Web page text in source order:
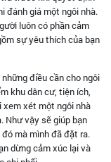
đánh giá một ngôi nhà.
luôn có phần cảm
sự yêu thích của bạn
điều cần cho ngôi
khu dân cư, tiện ích,
xem xét một ngôi nhà
Như vậy sẽ giúp bạn
mà mình đã đặt ra.
dừng cảm xúc lại và